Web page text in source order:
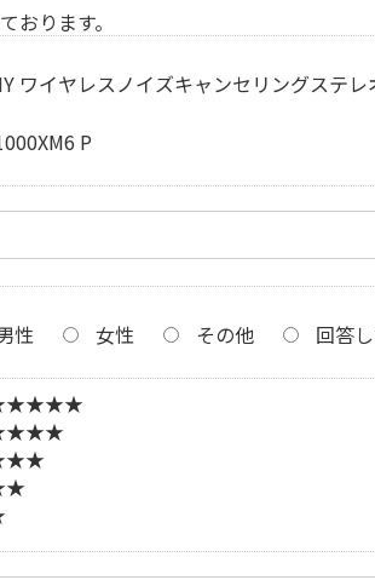
おります。
ワイヤレスノイズキャンセリングステ
P
性 女性 その他 回答